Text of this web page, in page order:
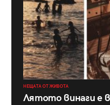
НЕЩАТА ОТ ЖИВОТА
Лятото винаги е